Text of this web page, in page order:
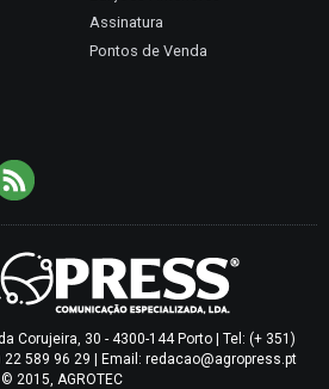
Assinatura
Pontos de Venda
Corujeira, 30 - 4300-144 Porto | Tel: (+ 351)
22 589 96 29 | Email: redacao@agropress.pt
© 2015, AGROTEC